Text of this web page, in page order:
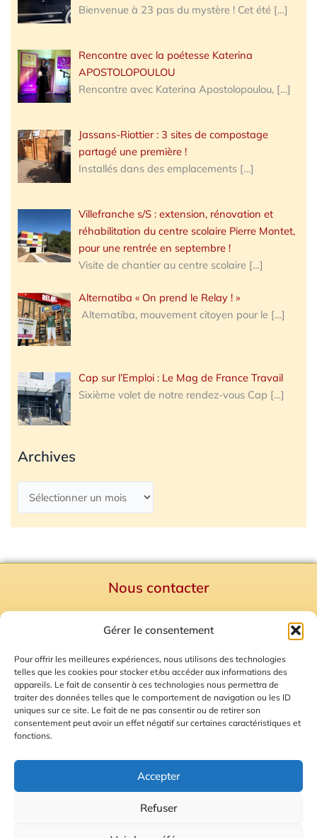
Gérer le consentement
Pour offrir les meilleures expériences, nous utilisons des technologies
telles que les cookies pour stocker et/ou accéder aux informations des
appareils. Le fait de consentir à ces technologies nous permettra de
traiter des données telles que le comportement de navigation ou les ID
uniques sur ce site. Le fait de ne pas consentir ou de retirer son
consentement peut avoir un effet négatif sur certaines caractéristiques et
fonctions.
Accepter
Refuser
Bienvenue à 23 pas du mystère ! Cet été […]
Rencontre avec la poétesse Katerina
APOSTOLOPOULOU
Rencontre avec Katerina Apostolopoulou, […]
Jassans-Riottier : 3 sites de compostage
partagé une première !
Installés dans des emplacements […]
Villefranche s/S : extension, rénovation et
réhabilitation du centre scolaire Pierre Montet,
pour une rentrée en septembre !
Visite de chantier au centre scolaire […]
Alternatiba « On prend le Relay ! »
Alternatiba, mouvement citoyen pour le […]
Cap sur l’Emploi : Le Mag de France Travail
Sixième volet de notre rendez-vous Cap […]
Archives
Nous contacter
Mentions Légales
Plan du site
Gestion des Cookies
© 2026 Radio Calade